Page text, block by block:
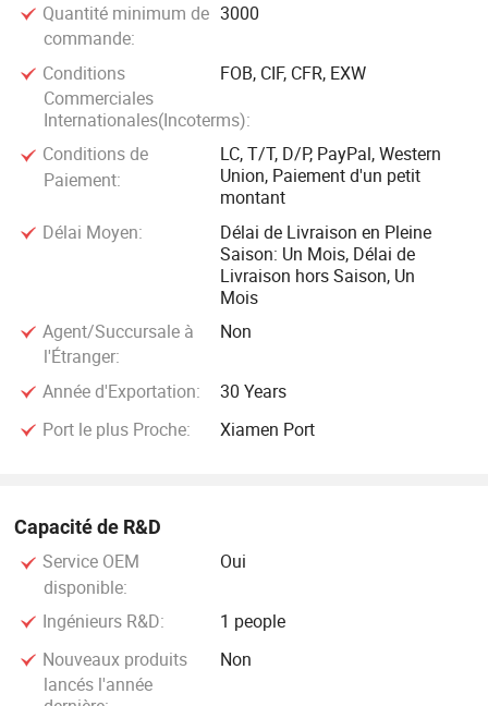
Quantité minimum de
commande:
3000
Conditions
Commerciales
Internationales(Incoterms):
FOB, CIF, CFR, EXW
Conditions de
Paiement:
LC, T/T, D/P, PayPal, Western
Union, Paiement d'un petit
montant
Délai Moyen:
Délai de Livraison en Pleine
Saison: Un Mois, Délai de
Livraison hors Saison, Un
Mois
Agent/Succursale à
l'Étranger:
Non
Année d'Exportation:
30 Years
Port le plus Proche:
Xiamen Port
Capacité de R&D
Service OEM
disponible:
Oui
Ingénieurs R&D:
1 people
Nouveaux produits
lancés l'année
Non